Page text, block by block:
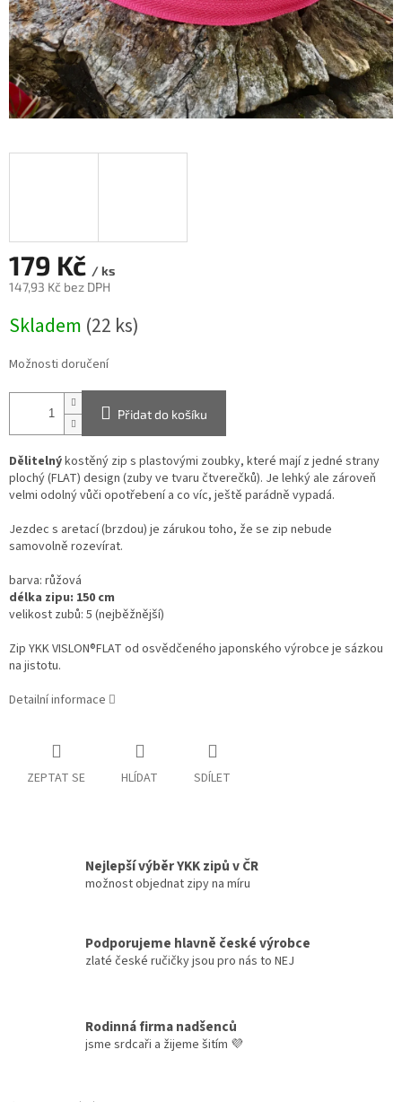
179 Kč / ks
147,93 Kč bez DPH
cena:
Skladem (22 ks)
Možnosti doručení
Přidat do košíku
Dělitelnýkostěný zip s plastovými zoubky, které mají z jedné strany
plochý (FLAT) design (zuby ve tvaru čtverečků). Je lehký ale zároveň
velmi odolný vůči opotřebení a co víc, ještě parádně vypadá.
Jezdec s aretací (brzdou) je zárukou toho, že se zip nebude
samovolně rozevírat.
barva: růžová
délka zipu: 150 cm
velikost zubů: 5 (nejběžnější)
Zip YKK VISLON®FLAT od osvědčeného japonského výrobce je sázkou
na jistotu.
Detailní informace
ZEPTAT SE HLÍDAT SDÍLET
Nejlepší výběr YKK zipů v ČR
možnost objednat zipy na míru
Podporujeme hlavně české výrobce
zlaté české ručičky jsou pro nás to NEJ
Rodinná firma nadšenců
jsme srdcaři a žijeme šitím 💜